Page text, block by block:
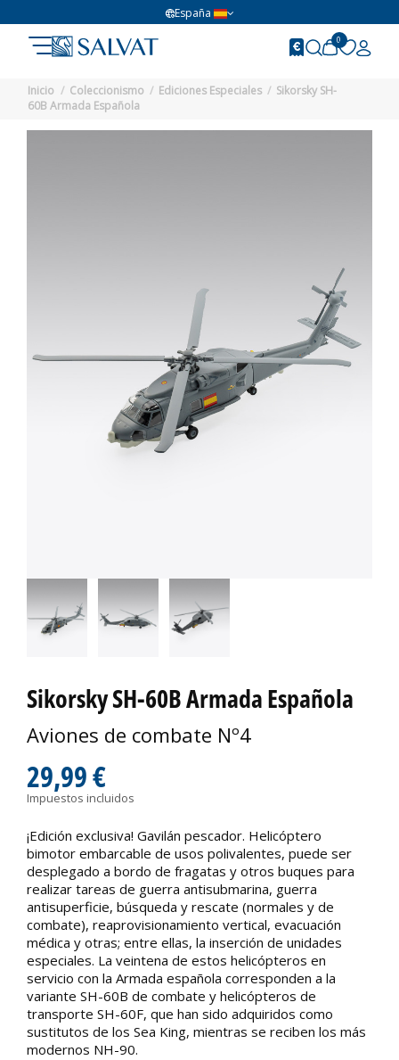
España
0
Inicio Coleccionismo Ediciones Especiales
Sikorsky SH-
60B Armada Española
Sikorsky SH-60B Armada Española
Aviones de combate Nº4
29,99 €
Impuestos incluidos
¡Edición exclusiva! Gavilán pescador. Helicóptero
bimotor embarcable de usos polivalentes, puede ser
desplegado a bordo de fragatas y otros buques para
realizar tareas de guerra antisubmarina, guerra
antisuperficie, búsqueda y rescate (normales y de
combate), reaprovisionamiento vertical, evacuación
médica y otras; entre ellas, la inserción de unidades
especiales. La veintena de estos helicópteros en
servicio con la Armada española corresponden a la
variante SH-60B de combate y helicópteros de
transporte SH-60F, que han sido adquiridos como
sustitutos de los Sea King, mientras se reciben los más
modernos NH-90.